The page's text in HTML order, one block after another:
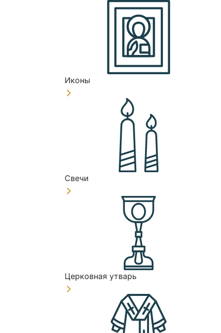
Иконы
Свечи
Церковная утварь